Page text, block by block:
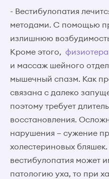
- Вестибулопатия
методами. С помощью
излишнюю
Кроме этого,
и массаж шейного
мышечный спазм. Как
связана с далеко
поэтому требует
восстановления.
нарушения – сужение
холестериновых
вестибулопатия может
патологию уха, то при